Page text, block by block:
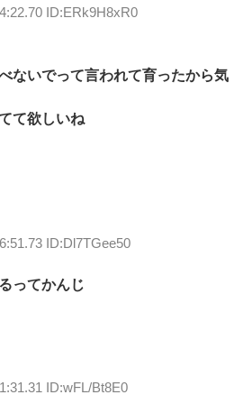
ID:ERk9H8xR0
ないでって言われて育ったから気
て欲しいね
ID:Dl7TGee50
ってかんじ
ID:wFL/Bt8E0